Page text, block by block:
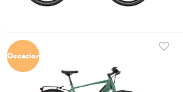
Occasion